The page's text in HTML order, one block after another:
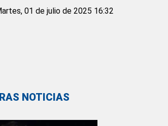
01 de julio de 2025 16:32
NOTICIAS